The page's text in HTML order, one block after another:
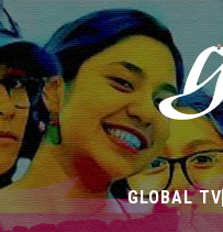
GLOBAL TV